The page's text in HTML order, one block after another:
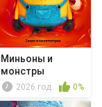
Миньоны и
монстры
2026 год 0%